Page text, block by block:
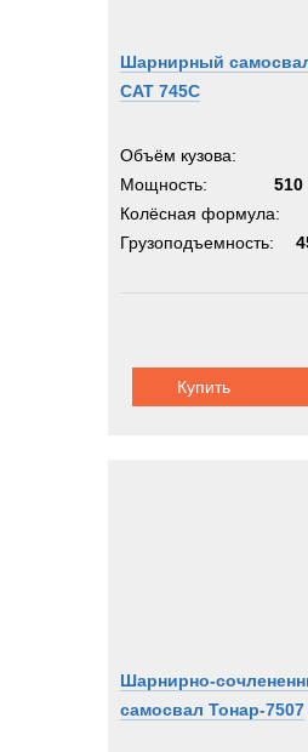
Шарнирный
CAT 745C
Объём кузова:
Мощность:
510
Колёсная формула:
Грузоподъемность:
Купить
Шарнирно-
самосвал Тонар-7507